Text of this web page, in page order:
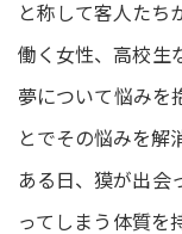
と称して客人たち
働く女性、高校生
夢について悩みを
とでその悩みを解
ある日、獏が出会
ってしまう体質を